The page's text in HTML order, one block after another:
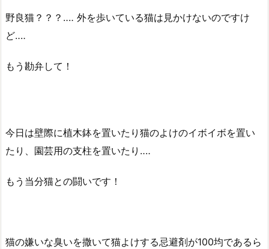
野良猫？？？‥‥ 外を歩いている猫は見かけないのですけ
ど‥‥
もう勘弁して！
今日は壁際に植木鉢を置いたり猫のよけのイボイボを置い
たり、園芸用の支柱を置いたり‥‥
もう当分猫との闘いです！
猫の嫌いな臭いを撒いて猫よけする忌避剤が100均であるら